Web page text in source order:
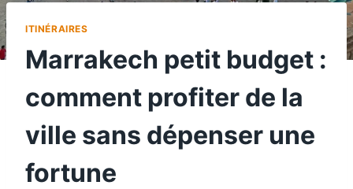
ITINÉRAIRES
Marrakech petit budget :
comment profiter de la
ville sans dépenser une
fortune